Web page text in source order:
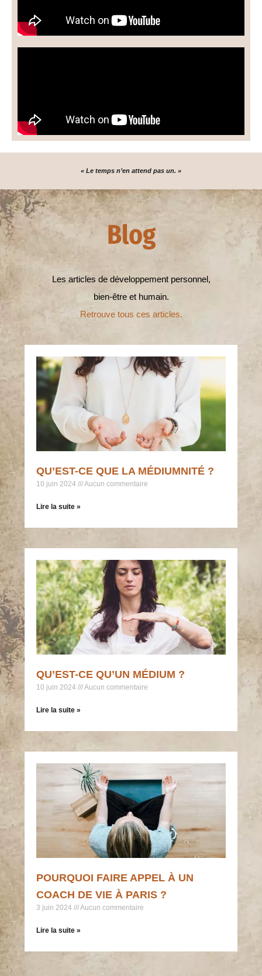
« Le temps n’en attend pas un. »
Blog
Les articles de développement personnel,
bien-être et humain.
Retrouve tous ces articles.
QU’EST-CE QUE LA MÉDIUMNITÉ ?
10 juin 2024 Aucun commentaire
Lire la suite »
QU’EST-CE QU’UN MÉDIUM ?
10 juin 2024 Aucun commentaire
Lire la suite »
POURQUOI FAIRE APPEL À UN
COACH DE VIE À PARIS ?
3 juin 2024 Aucun commentaire
Lire la suite »